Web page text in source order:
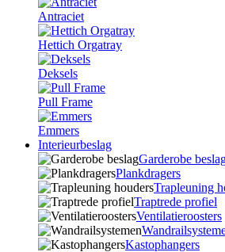
Antraciet
Hettich Orgatray
Deksels
Pull Frame
Emmers
Interieurbeslag
Garderobe
Plankdragers
Trapleuning
Traptrede profiel
Ventilatieroosters
Kastophangers